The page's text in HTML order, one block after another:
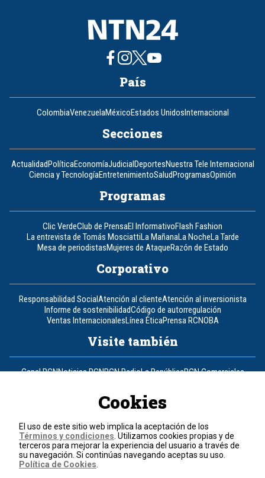
País
ColombiaVenezuelaMéxicoEstados UnidosInternacional
Secciones
ActualidadPolíticaEconomíaJudicialDeportesNuestra Tele Internacional
Ciencia y TecnologíaEntretenimientoSaludProgramasOpinión
Programas
Clic VerdeClub de PrensaEl InformativoFlash Fashion
La entrevista de Tomás MosciattiLa MañanaLa NocheLa Tarde
Mesa de periodistasMujeres de AtaqueRazón de Estado
Corporativo
Responsabilidad SocialAtención al clienteAtención al inversionista
Informe de sostenibilidadCódigo de autorregulación
Ventas InternacionalesLínea ÉticaPrensa RCNOBA
Visite también
Canal RCNNoticias RCNRCN RadioLa RepúblicaRCN Comerciales
Un producto de RCN Televisión
Contáctenos
Teléfono+57 (601) 426 92 92
Cookies
El uso de este sitio web implica la aceptación de los
Términos y condiciones . Utilizamos cookies propias y de
terceros para mejorar la experiencia del usuario a través de
su navegación. Si continúas navegando aceptas su uso.
Política de Cookies